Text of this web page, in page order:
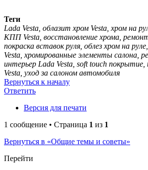
Теги
Lada Vesta, облазит хром Vesta, хром на
КПП Vesta, восстановление хрома,
покраска вставок руля, облез хром на
Vesta, хромированные элементы салона,
интерьер Lada Vesta, soft touch
Vesta, уход за салоном автомобиля
Вернуться к началу
Ответить
Версия для печати
1 сообщение • Страница 1 из 1
Вернуться в «Общие темы и советы»
Перейти